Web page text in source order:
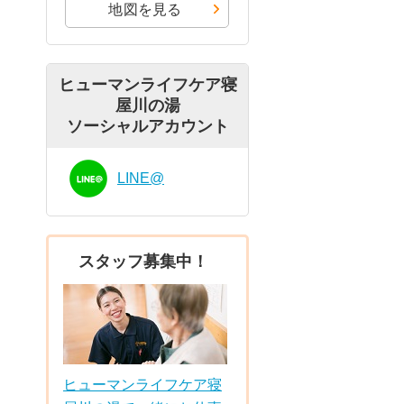
地図を見る
ヒューマンライフケア寝
屋川の湯
ソーシャルアカウント
LINE@
スタッフ募集中！
ヒューマンライフケア寝